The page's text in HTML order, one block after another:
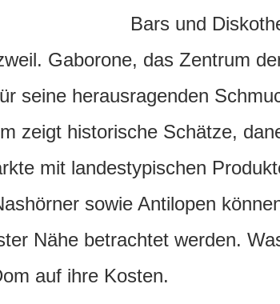
Bars und
Gaborone, das Zentrum
seine herausragenden
zeigt historische Schätze,
mit landestypischen
sowie Antilopen
Nähe betrachtet werden.
auf ihre Kosten.